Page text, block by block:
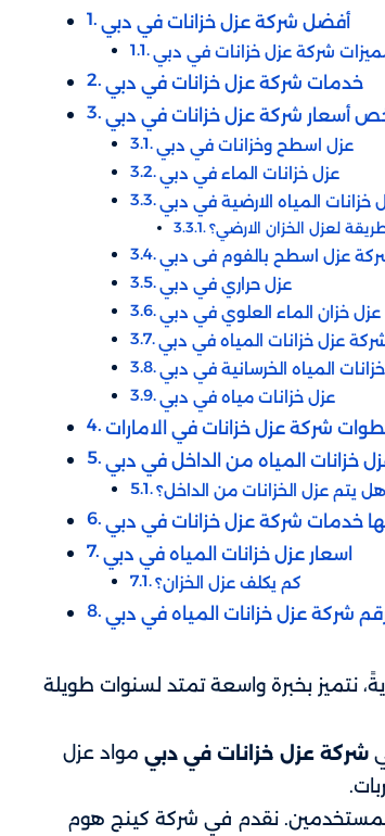
أفضل شركة عزل خزانات في دبي
شركة عزل خزانات في دبي
خدمات شركة عزل خزانات في دبي
أسعار شركة عزل خزانات في دبي
عزل اسطح وخزانات​ في دبي
عزل خزانات الماء​ في دبي
خزانات المياه الارضية​ في دبي
لعزل الخزان الارضي؟
عزل اسطح بالفوم فى دبي
عزل حراري في دبي
عزل خزان الماء العلوي في دبي
عزل خزانات المياه​ في دبي
المياه الخرسانية​ في دبي
عزل خزانات مياه​ في دبي
شركة عزل خزانات في الامارات
خزانات المياه من الداخل في دبي
هل يتم عزل الخزانات من الداخل؟
بها خدمات شركة عزل خزانات في دبي
اسعار عزل خزانات المياه​ في دبي
كم يكلف عزل الخزان؟
شركة عزل خزانات المياه​ في دبي
نتميز بخبرة واسعة تمتد لسنوات طويلة
شركة عزل خزانات في دبي مواد عزل
المستخدمين. نقدم في شركة كينج هوم